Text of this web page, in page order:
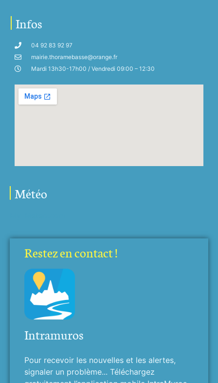
Infos
04 92 83 92 97
mairie.thoramebasse@orange.fr
Mardi 13h30-17h00 / Vendredi 09:00 – 12:30
Météo
Restez en contact !
Intramuros
Pour recevoir les nouvelles et les alertes,
signaler un problème... Téléchargez